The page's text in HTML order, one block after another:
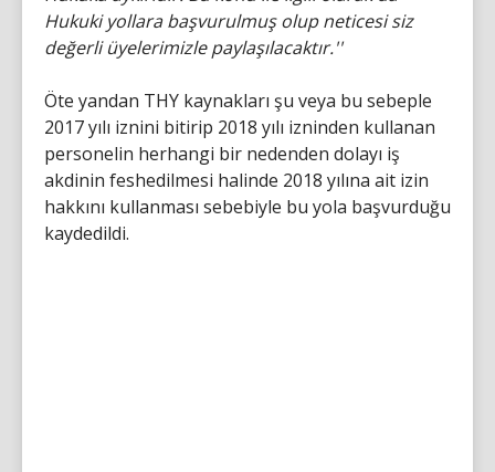
Hukuki yollara başvurulmuş olup neticesi siz
değerli üyelerimizle paylaşılacaktır.''
Öte yandan THY kaynakları şu veya bu sebeple
2017 yılı iznini bitirip 2018 yılı izninden kullanan
personelin herhangi bir nedenden dolayı iş
akdinin feshedilmesi halinde 2018 yılına ait izin
hakkını kullanması sebebiyle bu yola başvurduğu
kaydedildi.